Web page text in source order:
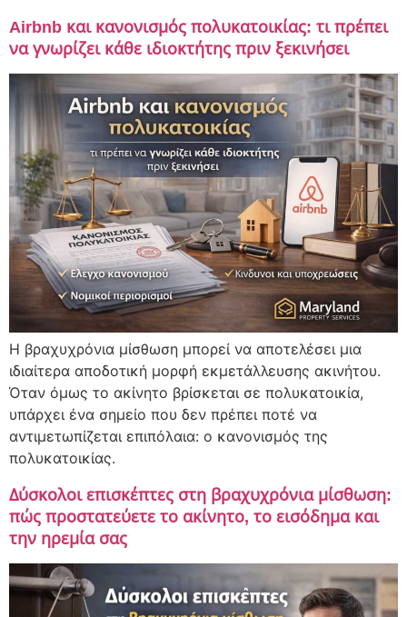
Airbnb και κανονισμός πολυκατοικίας: τι πρέπει
να γνωρίζει κάθε ιδιοκτήτης πριν ξεκινήσει
Η βραχυχρόνια μίσθωση μπορεί να αποτελέσει μια
ιδιαίτερα αποδοτική μορφή εκμετάλλευσης ακινήτου.
Όταν όμως το ακίνητο βρίσκεται σε πολυκατοικία,
υπάρχει ένα σημείο που δεν πρέπει ποτέ να
αντιμετωπίζεται επιπόλαια: ο κανονισμός της
πολυκατοικίας.
Δύσκολοι επισκέπτες στη βραχυχρόνια μίσθωση:
πώς προστατεύετε το ακίνητο, το εισόδημα και
την ηρεμία σας